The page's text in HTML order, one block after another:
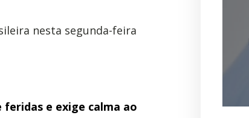
nesta segunda-feira
e exige calma ao